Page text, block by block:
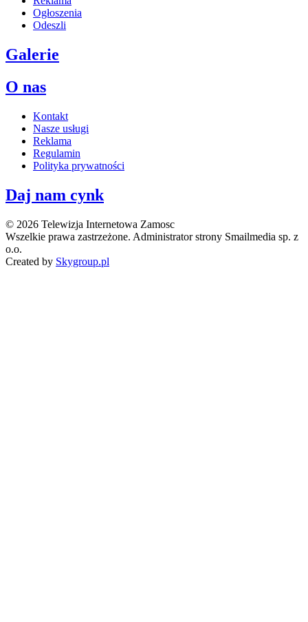
Ogłoszenia
Odeszli
Galerie
O nas
Kontakt
Nasze usługi
Reklama
Regulamin
Polityka prywatności
Daj nam cynk
© 2026 Telewizja Internetowa Zamosc
Wszelkie prawa zastrzeżone. Administrator strony Smailmedia sp. z
o.o.
Created by Skygroup.pl